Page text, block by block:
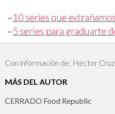
–10 series que extrañamos
–5 series para graduarte
Con información de: Héctor
MÁS DEL AUTOR
CERRADO Food Republic